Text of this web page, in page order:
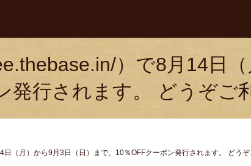
）で8月14日（
発行されます。 どうぞご
（月）から9月3日（日）まで、10％OFFクーポン発行されます。 どうぞ